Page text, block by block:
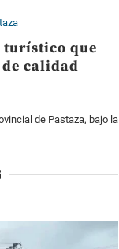
turístico que
calidad
de Pastaza, bajo la